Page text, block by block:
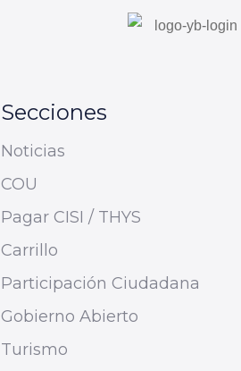
Secciones
Noticias
COU
Pagar CISI / THYS
Carrillo
Participación Ciudadana
Gobierno Abierto
Turismo